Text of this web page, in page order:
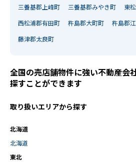
三養基郡上峰町 三養基郡みやき町 東
西松浦郡有田町 杵島郡大町町 杵島郡
藤津郡太良町
全国の売店舗物件に強い不動産会
探すことができます
取り扱いエリアから探す
北海道
北海道
東北